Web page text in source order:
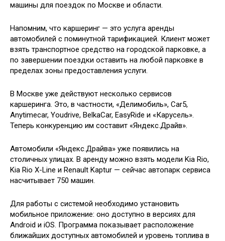
машины для поездок по Москве и области.
Напомним, что каршеринг — это услуга аренды
автомобилей с поминутной тарификацией. Клиент может
взять транспортное средство на городской парковке, а
по завершении поездки оставить на любой парковке в
пределах зоны предоставления услуги.
В Москве уже действуют несколько сервисов
каршеринга. Это, в частности, «Делимобиль», Car5,
Anytimecar, Youdrive, BelkaCar, EasyRide и «Карусель».
Теперь конкуренцию им составит «Яндекс.Драйв».
Автомобили «Яндекс.Драйва» уже появились на
столичных улицах. В аренду можно взять модели Kia Rio,
Kia Rio X-Line и Renault Kaptur — сейчас автопарк сервиса
насчитывает 750 машин.
Для работы с системой необходимо установить
мобильное приложение: оно доступно в версиях для
Android и iOS. Программа показывает расположение
ближайших доступных автомобилей и уровень топлива в